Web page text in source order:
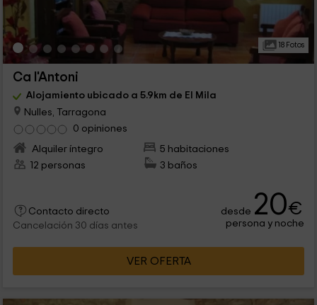
18 Fotos
Ca l'Antoni
Alojamiento ubicado a 5.9km de El Mila
Nulles, Tarragona
0 opiniones
Alquiler íntegro
5 habitaciones
12 personas
3 baños
Contacto directo
Cancelación 30 días antes
desde 20€
persona y noche
VER OFERTA